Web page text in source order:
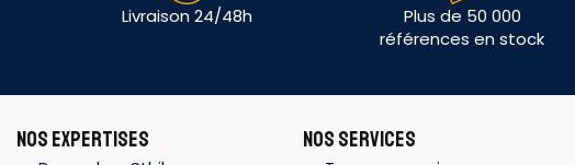
Livraison 24/48h
Plus de 50 000
références en stock
NOS EXPERTISES NOS SERVICES